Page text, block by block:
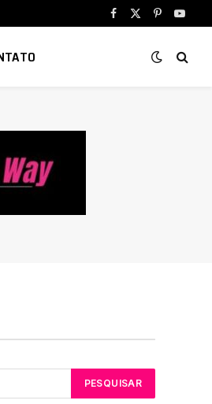
Facebook
X
Pinterest